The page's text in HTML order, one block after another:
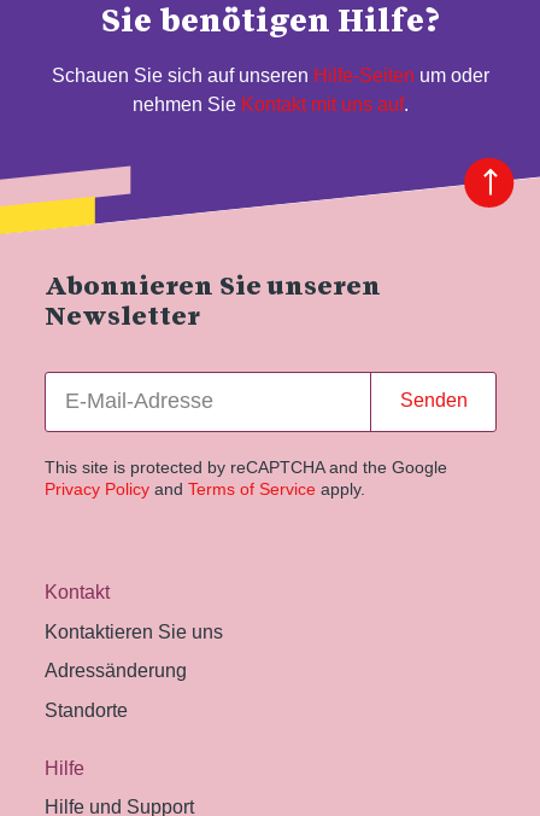
Sie benötigen Hilfe?
Schauen Sie sich auf unseren Hilfe-Seiten um oder
nehmen Sie Kontakt mit uns auf.
Abonnieren Sie unseren
Newsletter
Senden
This site is protected by reCAPTCHA and the Google
Privacy Policyand Terms of Service apply.
Kontakt
Kontaktieren Sie uns
Adressänderung
Standorte
Hilfe
Hilfe und Support